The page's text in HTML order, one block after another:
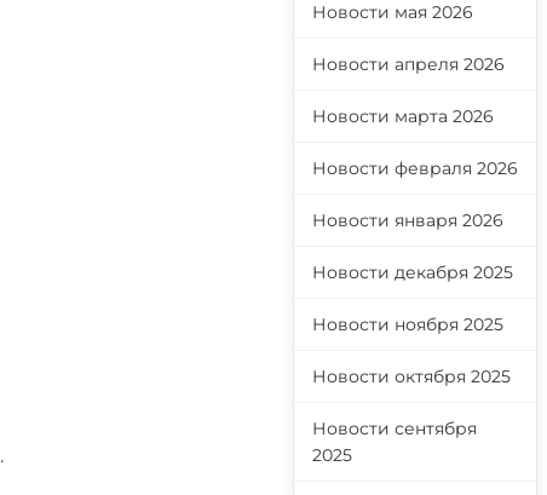
.
Новости мая 2026
Новости апреля 2026
Новости марта 2026
Новости февраля 2026
Новости января 2026
Новости декабря 2025
Новости ноября 2025
Новости октября 2025
Новости сентября
2025